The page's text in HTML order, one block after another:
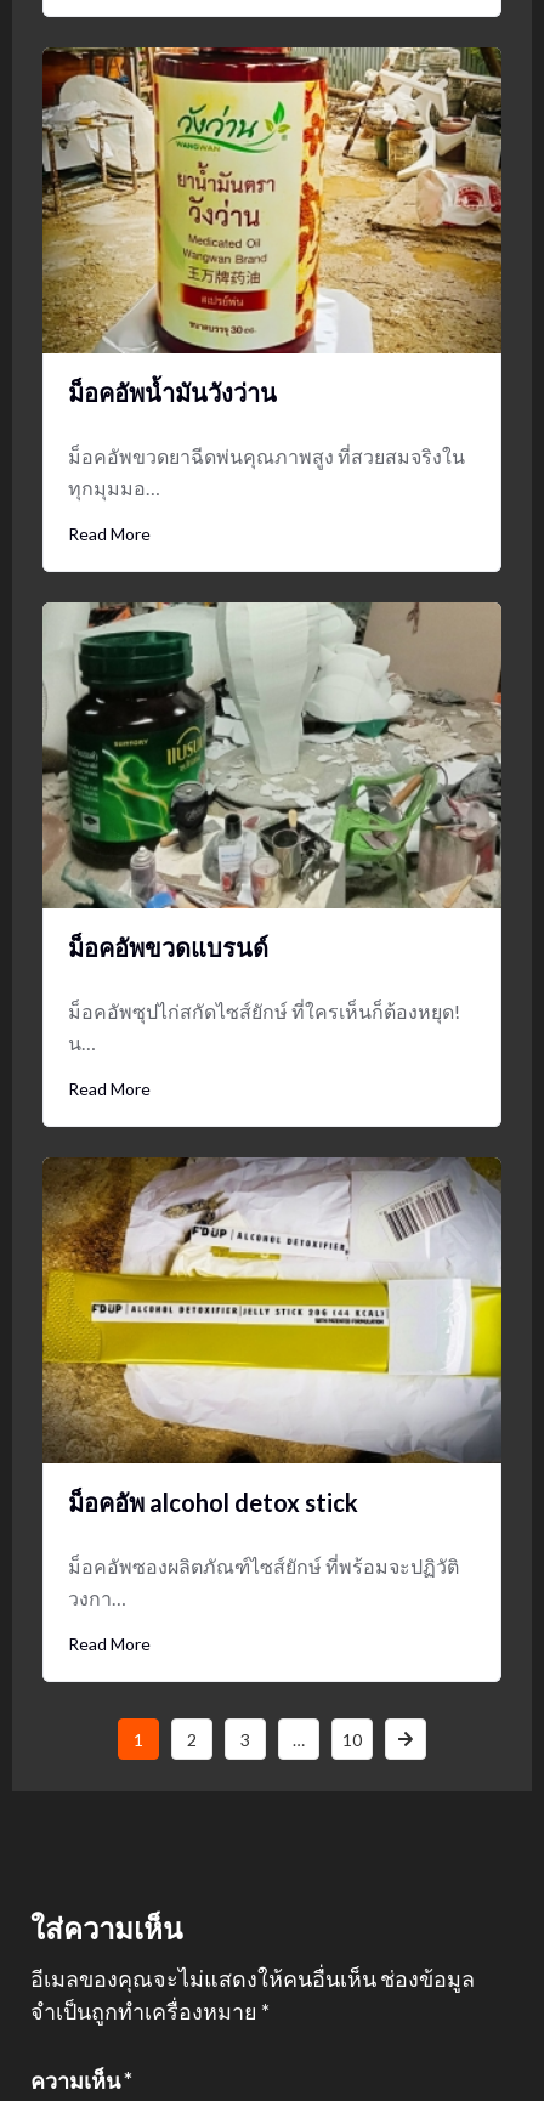
ม็อคอัพน้ำมันวังว่าน
ม็อคอัพขวดยาฉีดพ่นคุณภาพสูง ที่สวยสมจริงใน
ทุกมุมมอ…
Read More
ม็อคอัพขวดแบรนด์
ม็อคอัพซุปไก่สกัดไซส์ยักษ์ ที่ใครเห็นก็ต้องหยุด!
น…
Read More
ม็อคอัพ alcohol detox stick
ม็อคอัพซองผลิตภัณฑ์ไซส์ยักษ์ ที่พร้อมจะปฏิวัติ
วงกา…
Read More
1 2 3 … 10
ใส่ความเห็น
อีเมลของคุณจะไม่แสดงให้คนอื่นเห็นช่องข้อมูล
จำเป็นถูกทำเครื่องหมาย *
ความเห็น*